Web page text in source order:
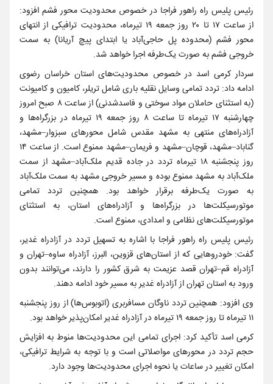
رئیس پلیس راه راهور فراجا در خصوص محدودیت محور فشم افزود:
از ساعت ۱۷ تا ۲۰ روز جمعه ۱۹ تیرماه، محدودیت ترافیکی از انتهای
محور فشم (محدوده پل حاجی‌آباد یا ابتدای پیچ آریانا) به سمت
خروجی فشم به صورت یک‌طرفه اجرا خواهد شد.
سردار کرمی‌ اسد در خصوص محدودیت‌های استان خراسان رضوی
ادامه داد: تردد تمامی وسایل نقلیه باری شامل تریلر، کامیون و کامیونت
(به استثنای حاملان مواد سوختی و فاسدشدنی) از ساعت ۸ صبح امروز
چهارشنبه ۱۷ تیرماه تا ساعت ۸ روز جمعه ۱۹ تیرماه در بزرگراه‌ها و
آزادراه‌های منتهی به مشهد مقدس شامل محورهای سبزوار–مشهد،
گناباد–مشهد، قوچان–مشهد و فریمان–مشهد ممنوع است. از ساعت ۱۴
روز پنجشنبه ۱۸ تیرماه تردد در جاده قدیم ملک‌آباد–مشهد از سمت
ملک‌آباد به مشهد ممنوع بوده و مسیر خروجی مشهد به سمت ملک‌آباد
به صورت یک‌طرفه برقرار خواهد بود. همچنین تردد تمامی
موتورسیکلت‌ها در بزرگراه‌ها و آزادراه‌های استان، به استثنای
موتورسیکلت‌های نظامی و امدادی، ممنوع است.
رئیس پلیس راه راهور فراجا با اشاره به تسهیل تردد در آزادراه غدیر،
گفت: خودروهایی که از استان‌های قزوین، البرز، آزادراه ساوه–تهران و
آزادراه قم–تهران قصد عزیمت به شرق کشور را دارند، می‌توانند بدون
ورود به استان تهران از آزادراه غدیر به مسیر خود ادامه دهند.
وی افزود: همچنین تردد ناوگان مسافربری (اتوبوس‌ها) از روز پنجشنبه
۱۱ تیرماه تا روز جمعه ۱۹ تیرماه در آزادراه غدیر امکان‌پذیر خواهد بود.
کرمی‌ اسد تأکید کرد: اجرای تمامی این محدودیت‌ها منوط به افزایش
حجم تردد در محورهای مواصلاتی است و با توجه به شرایط ترافیکی،
امکان تغییر در ساعات یا نحوه اجرای محدودیت‌ها وجود دارد.